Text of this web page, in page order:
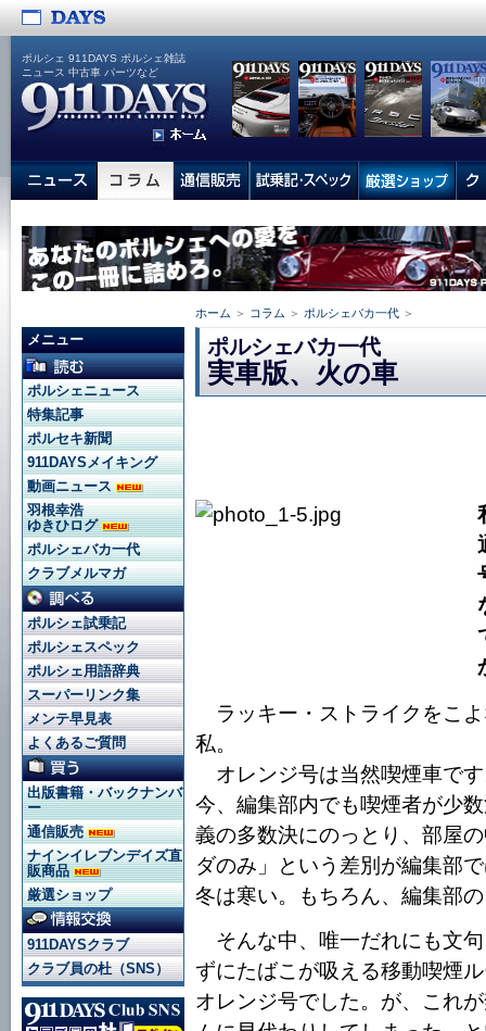
ポルシェ 911DAYS ポルシェ雑誌
ニュース 中古車 パーツなど
ホーム ＞ コラム ＞ ポルシェバカ一代 ＞
ポルシェバカ一代
実車版、火の車
ラッキー・ストライクをこ
私。
オレンジ号は当然喫煙車で
今、編集部内でも喫煙者が少
義の多数決にのっとり、部屋
ダのみ」という差別が編集部
冬は寒い。もちろん、編集部
そんな中、唯一だれにも文
ずにたばこが吸える移動喫煙
オレンジ号でした。が、これ
メニュー
ポルシェニュース
特集記事
ポルセキ新聞
911DAYSメイキング
動画ニュース
羽根幸浩
ゆきひログ
ポルシェバカ一代
クラブメルマガ
ポルシェ試乗記
ポルシェスペック
ポルシェ用語辞典
スーパーリンク集
メンテ早見表
よくあるご質問
出版書籍・バックナンバ
ー
通信販売
ナインイレブンデイズ直
販商品
厳選ショップ
911DAYSクラブ
クラブ員の杜（SNS）